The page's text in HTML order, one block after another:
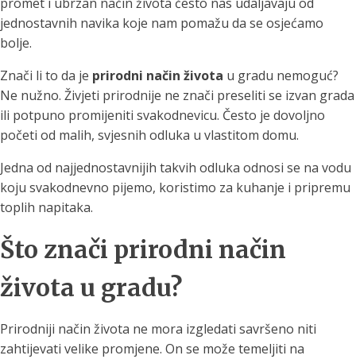
jednostavnih navika koje nam pomažu da se osjećamo
bolje.
Znači li to da je prirodni način života u gradu nemoguć?
Ne nužno. Živjeti prirodnije ne znači preseliti se izvan grada
ili potpuno promijeniti svakodnevicu. Često je dovoljno
početi od malih, svjesnih odluka u vlastitom domu.
Jedna od najjednostavnijih takvih odluka odnosi se na vodu
koju svakodnevno pijemo, koristimo za kuhanje i pripremu
toplih napitaka.
Što znači prirodni način
života u gradu?
Prirodniji način života ne mora izgledati savršeno niti
zahtijevati velike promjene. On se može temeljiti na